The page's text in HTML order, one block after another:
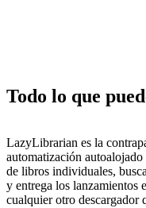
Todo lo que
LazyLibrarian es la
automatización
de libros individuales,
y entrega los
cualquier otro descargador